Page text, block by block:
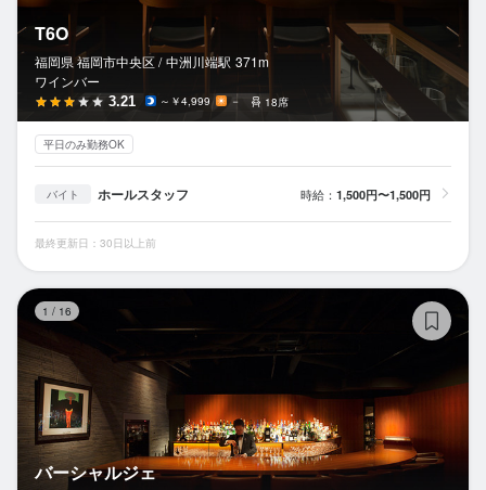
T6O
福岡県 福岡市中央区 / 中洲川端駅 371m
ワインバー
3.21 ～￥4,999 － 18席
平日のみ勤務OK
バイト ホールスタッフ 時給： 1,500円〜1,500円
最終更新日：30日以上前
1 / 16
バーシャルジェ